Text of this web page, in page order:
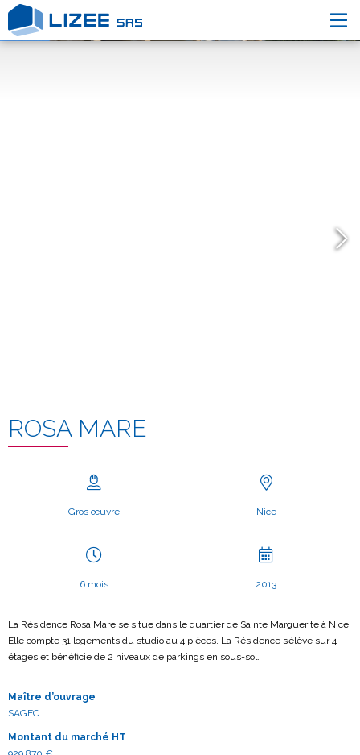
ROSA MARE
Gros œuvre
6 mois 2013
Nice
La Résidence Rosa Mare se situe dans le quartier de Sainte Marguerite à Nice,
Elle compte 31 logements du studio au 4 pièces. La Résidence s’élève sur 4
étages et bénéficie de 2 niveaux de parkings en sous-sol.
Maître d’ouvrage
SAGEC
Montant du marché HT